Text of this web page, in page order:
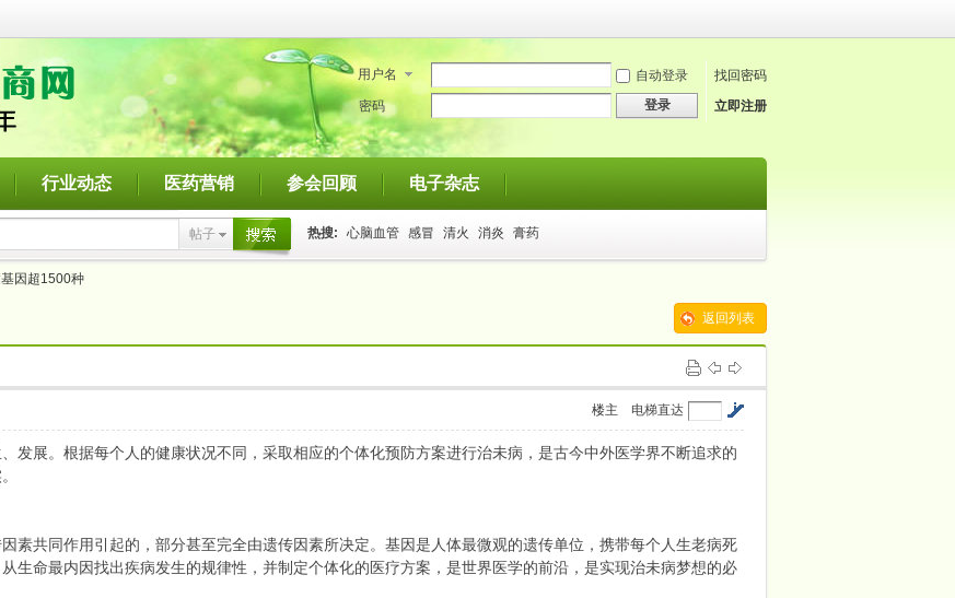
用户名 自动登录
找回密码
密码
登录 立即注册
行业动态 医药营销 参会回顾 电子杂志
帖子 热搜: 心脑血管 感冒 清火 消炎 膏药
因超1500种
返回列表
电梯直达
楼主
发展。根据每个人的健康状况不同，采取相应的个体化预防方案进行治未病，是古今中外医学界不断追求的
素共同作用引起的，部分甚至完全由遗传因素所决定。基因是人体最微观的遗传单位，携带每个人生老病死
生命最内因找出疾病发生的规律性，并制定个体化的医疗方案，是世界医学的前沿，是实现治未病梦想的必